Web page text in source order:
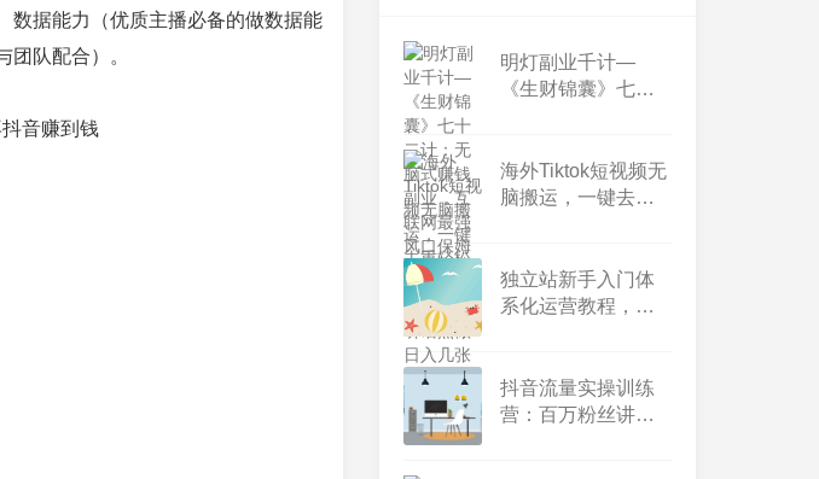
数据能力（优质主播必备的做数据能
队配合）。
明灯副业千计—
《生财锦囊》七十
风口保姆级教学！
海外Tiktok短视频无
脑搬运，一键去重
几张【揭秘】
独立站新手入门体
系化运营教程，助
抖音流量实操训练
营：百万粉丝讲师